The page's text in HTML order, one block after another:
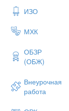
ИЗО
МХК
ОБЗР
(ОБЖ)
Внеурочная
работа